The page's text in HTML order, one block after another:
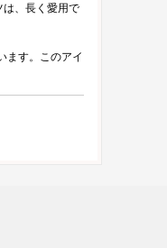
は、長く愛用で
ます。このアイ